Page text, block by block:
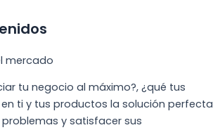
tu negocio al máximo?, ¿qué tus
ti y tus productos la solución perfecta
y satisfacer sus